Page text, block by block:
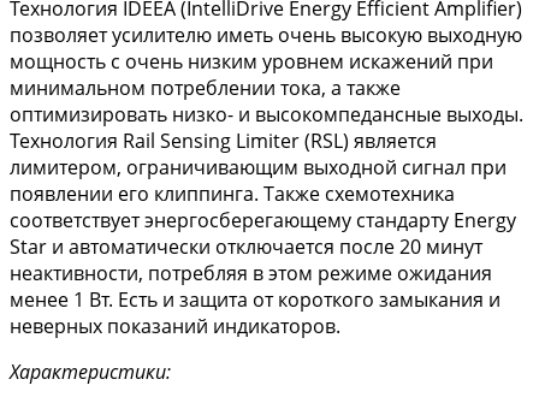
Технология IDEEA (IntelliDrive Energy Efficient Amplifier)
позволяет усилителю иметь очень высокую выходную
мощность с очень низким уровнем искажений при
минимальном потреблении тока, а также
оптимизировать низко- и высокомпедансные выходы.
Технология Rail Sensing Limiter (RSL) является
лимитером, ограничивающим выходной сигнал при
появлении его клиппинга. Также схемотехника
соответствует энергосберегающему стандарту Energy
Star и автоматически отключается после 20 минут
неактивности, потребляя в этом режиме ожидания
менее 1 Вт. Есть и защита от короткого замыкания и
неверных показаний индикаторов.
Характеристики: